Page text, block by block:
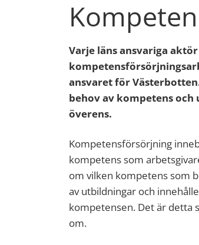
Varje läns ansvariga
ansvaret för
behov av kompetens
överens.
Kompetensförsörjning
kompetens som
om vilken kompetens som
av utbildningar och
kompetensen. Det är detta
om.